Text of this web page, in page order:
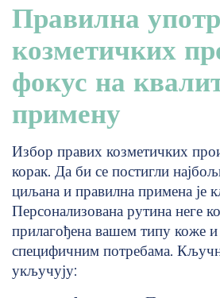
Правилна
козметичких
фокус на
примену
Избор правих козметичких
корак. Да би се постигли
циљана и правилна примена је
Персонализована рутина неге
прилагођена вашем типу коже
специфичним потребама.
укључују: